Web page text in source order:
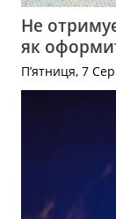
Не
як
П’ятниця, 7